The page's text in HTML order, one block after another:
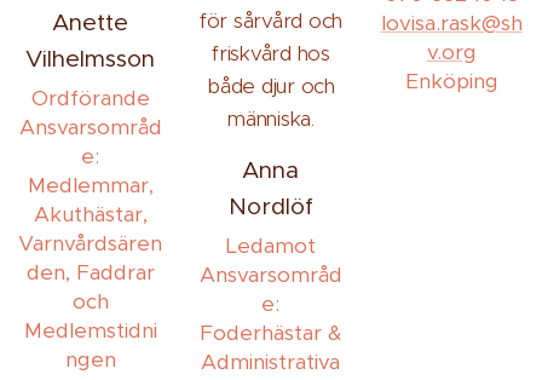
Anette
Vilhelmsson
Ordförande
Ansvarsområd
e:
Medlemmar,
Akuthästar,
Varnvårdsären
den, Faddrar
och
Medlemstidni
ngen
för sårvård och
friskvård hos
både djur och
människa.
Anna
Nordlöf
Ledamot
Ansvarsområd
e:
Foderhästar &
Administrativa
lovisa.rask@sh
v.org
Enköping